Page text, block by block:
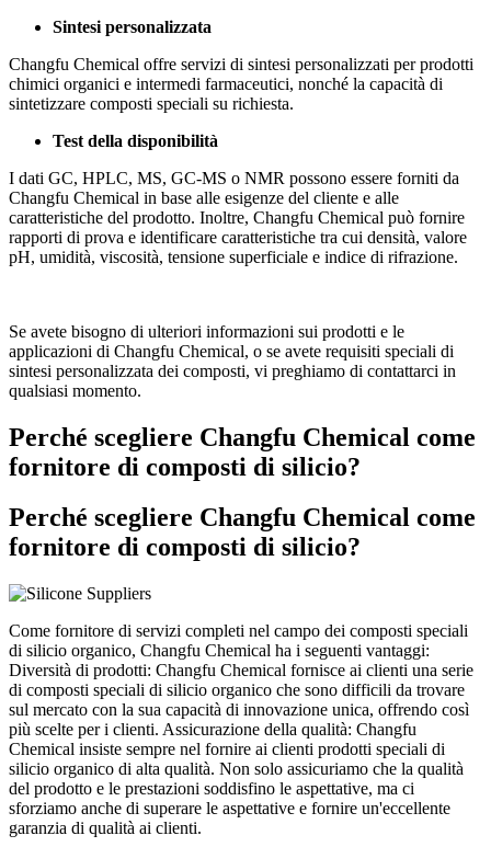
Sintesi personalizzata
Changfu Chemical offre servizi di sintesi personalizzati per prodotti
chimici organici e intermedi farmaceutici, nonché la capacità di
sintetizzare composti speciali su richiesta.
Test della disponibilità
I dati GC, HPLC, MS, GC-MS o NMR possono essere forniti da
Changfu Chemical in base alle esigenze del cliente e alle
caratteristiche del prodotto. Inoltre, Changfu Chemical può fornire
rapporti di prova e identificare caratteristiche tra cui densità, valore
pH, umidità, viscosità, tensione superficiale e indice di rifrazione.
Se avete bisogno di ulteriori informazioni sui prodotti e le
applicazioni di Changfu Chemical, o se avete requisiti speciali di
sintesi personalizzata dei composti, vi preghiamo di contattarci in
qualsiasi momento.
Perché scegliere Changfu Chemical come
fornitore di composti di silicio?
Perché scegliere Changfu Chemical come
fornitore di composti di silicio?
Come fornitore di servizi completi nel campo dei composti speciali
di silicio organico, Changfu Chemical ha i seguenti vantaggi:
Diversità di prodotti: Changfu Chemical fornisce ai clienti una serie
di composti speciali di silicio organico che sono difficili da trovare
sul mercato con la sua capacità di innovazione unica, offrendo così
più scelte per i clienti. Assicurazione della qualità: Changfu
Chemical insiste sempre nel fornire ai clienti prodotti speciali di
silicio organico di alta qualità. Non solo assicuriamo che la qualità
del prodotto e le prestazioni soddisfino le aspettative, ma ci
sforziamo anche di superare le aspettative e fornire un'eccellente
garanzia di qualità ai clienti.